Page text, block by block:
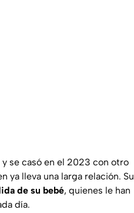
se casó en el 2023 con otro
ya lleva una larga relación. Su
de su bebé, quienes le han
día.